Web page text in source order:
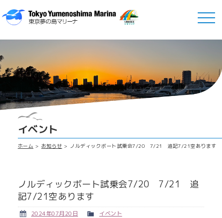
イベント
ホーム お知らせ ノルディックボート試乗会7/20 7/21 追記7/21空あります
ノルディックボート試乗会7/20 7/21 追
記7/21空あります
2024年07月20日 イベント